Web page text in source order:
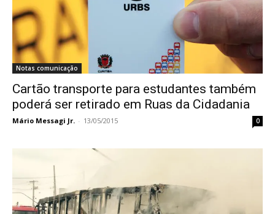
Notas comunicação
Cartão transporte para estudantes também
poderá ser retirado em Ruas da Cidadania
Mário Messagi Jr. - 13/05/2015 0